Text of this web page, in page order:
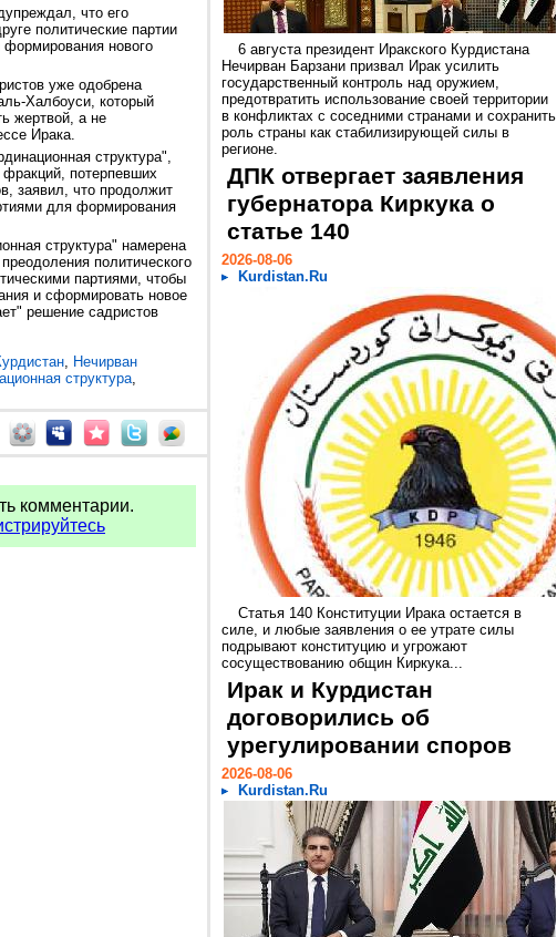
что его
политические партии
нового
уже одобрена
Халбоуси, который
жертвой, а не
Ирака.
структура",
потерпевших
заявил, что продолжит
для формирования
структура" намерена
политического
партиями, чтобы
и сформировать новое
решение садристов
, Нечирван
структура,
комментарии.
6 августа президент Иракского Курдистана
Нечирван Барзани призвал Ирак усилить
государственный контроль над оружием,
предотвратить использование своей территории
в конфликтах с соседними странами и сохранить
роль страны как стабилизирующей силы в
регионе.
ДПК отвергает заявления
губернатора Киркука о
статье 140
2026-08-06
Kurdistan.Ru
Статья 140 Конституции Ирака остается в
силе, и любые заявления о ее утрате силы
подрывают конституцию и угрожают
сосуществованию общин Киркука...
Ирак и Курдистан
договорились об
урегулировании споров
2026-08-06
Kurdistan.Ru